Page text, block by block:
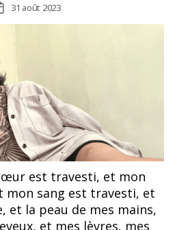
31 août 2023
est travesti, et mon
mon sang est travesti, et
et la peau de mes mains,
et mes lèvres, mes